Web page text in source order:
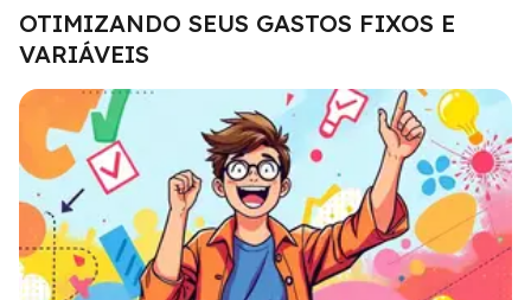
OTIMIZANDO SEUS GASTOS FIXOS E
VARIÁVEIS